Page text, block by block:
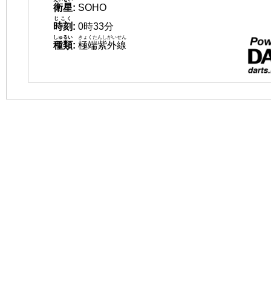
衛星: SOHO
時刻
じこく
: 0時33分
種類
しゅるい
: 極端紫外線
きょくたんしがいせん